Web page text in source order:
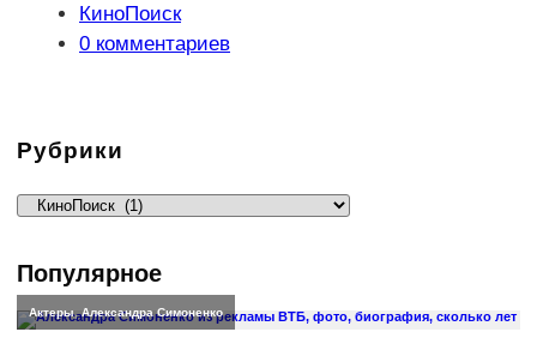
опубликована:
Рубрика
записи:
КиноПоиск
Комментарии
0 комментариев
Рубрики
Рубрики
Популярное
Актеры,Александра Симоненко